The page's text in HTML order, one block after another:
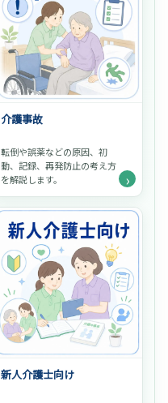
介護事故
転倒や誤薬などの原因、初
動、記録、再発防止の考え方
を解説します。
›
新人介護士向け